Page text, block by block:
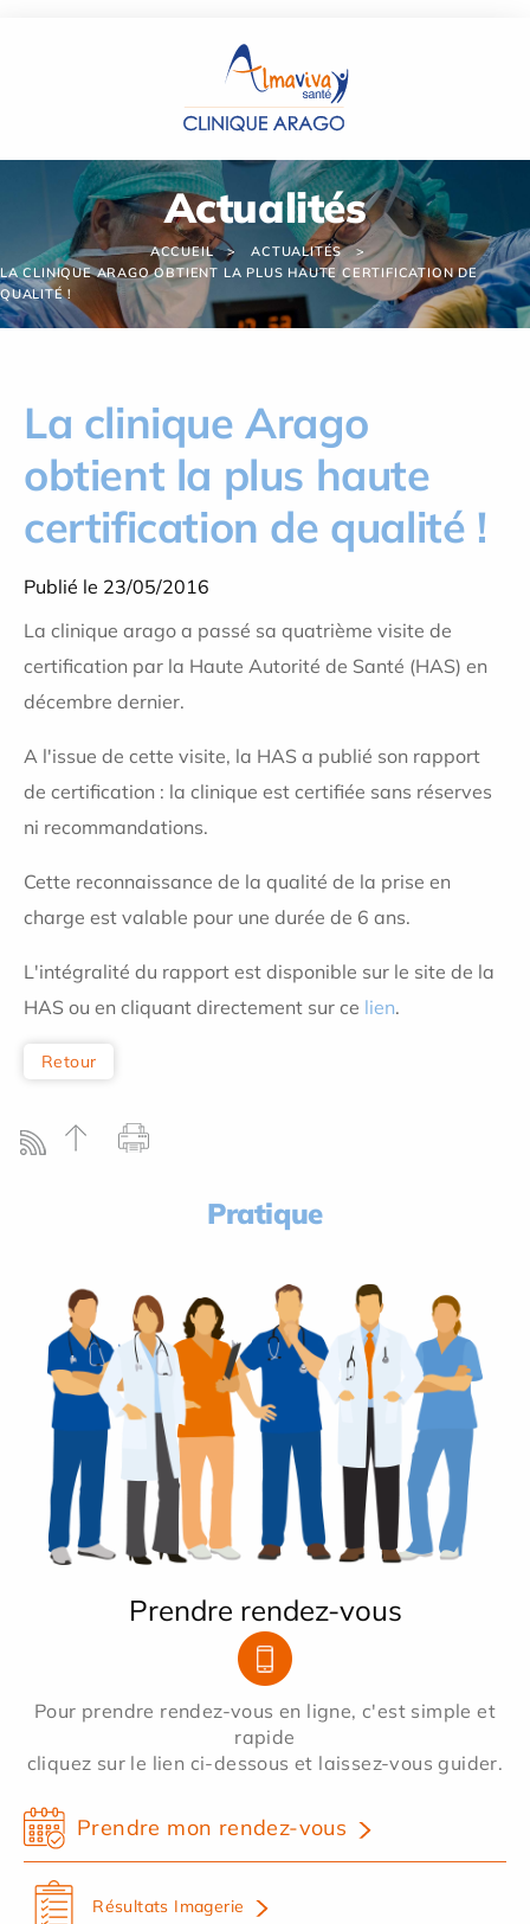
Actualités
ACCUEIL
ACTUALITÉS
LA CLINIQUE ARAGO OBTIENT LA PLUS HAUTE CERTIFICATION DE
QUALITÉ !
La clinique Arago
obtient la plus haute
certification de qualité !
Publié le 23/05/2016
La clinique arago a passé sa quatrième visite de
certification par la Haute Autorité de Santé (HAS) en
décembre dernier.
A l'issue de cette visite, la HAS a publié son rapport
de certification : la clinique est certifiée sans réserves
ni recommandations.
Cette reconnaissance de la qualité de la prise en
charge est valable pour une durée de 6 ans.
L'intégralité du rapport est disponible sur le site de la
HAS ou en cliquant directement sur ce lien.
Retour
Pratique
Prendre rendez-vous
Pour prendre rendez-vous en ligne, c'est simple et
rapide
cliquez sur le lien ci-dessous et laissez-vous guider.
Prendre mon rendez-vous
Résultats Imagerie